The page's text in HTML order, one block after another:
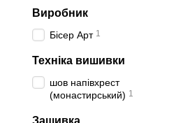
Виробник
Бісер Арт 1
Техніка вишивки
шов напівхрест
(монастирський) 1
Зашивка